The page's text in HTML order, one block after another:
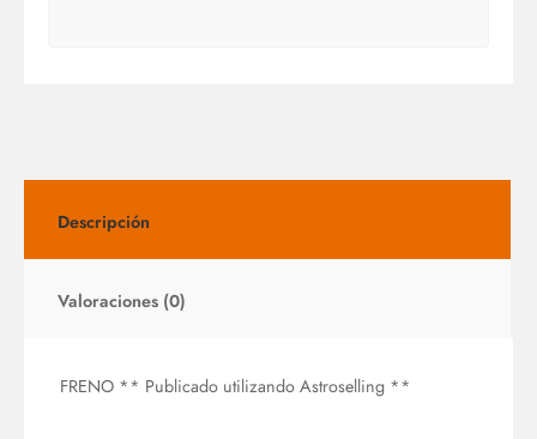
Descripción
Valoraciones (0)
FRENO ** Publicado utilizando Astroselling **